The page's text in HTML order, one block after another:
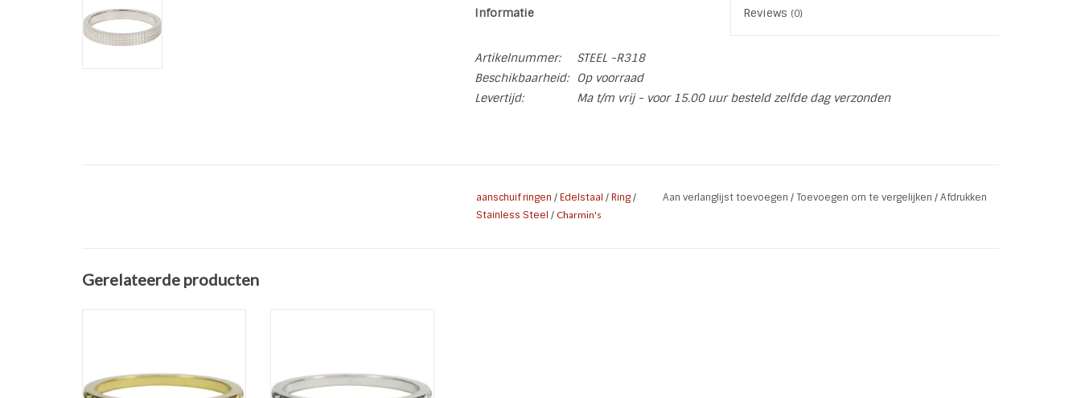
Informatie Reviews (0)
Artikelnummer:
STEEL -R318
Beschikbaarheid:
Op voorraad
Levertijd:
Ma t/m vrij - voor 15.00 uur besteld zelfde dag verzonden
aanschuif ringen /Edelstaal /Ring/
Stainless Steel / Charmin's
Aan verlanglijst toevoegen /Toevoegen om te vergelijken /Afdrukken
Gerelateerde producten